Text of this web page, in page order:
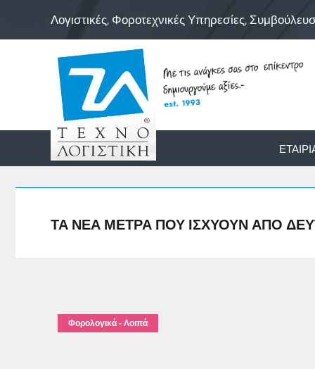
Λογιστικές, Φοροτεχνικές Υπηρεσίες,
ΤΑ ΝΈΑ ΜΈΤΡΑ ΠΟΥ ΙΣΧΎΟΥΝ ΑΠΌ
Φορολογικά - Λοιπά